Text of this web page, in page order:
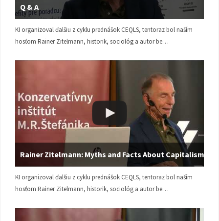
Q & A
KI organizoval ďalšiu z cyklu prednášok CEQLS, tentoraz bol naším
hosťom Rainer Zitelmann, historik, sociológ a autor be…
Rainer Zitelmann: Myths and Facts About Capitalism
KI organizoval ďalšiu z cyklu prednášok CEQLS, tentoraz bol naším
hosťom Rainer Zitelmann, historik, sociológ a autor be…